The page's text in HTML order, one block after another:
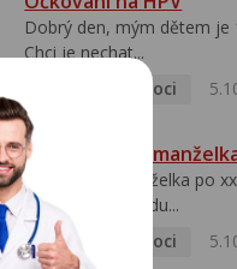
Dobrý den, mým dětem je
Chci je nechat...
Pohlavní nemoci
HPV pozitivní
Dobrý den, manželka po
přivezla z Východu...
Pohlavní nemoci